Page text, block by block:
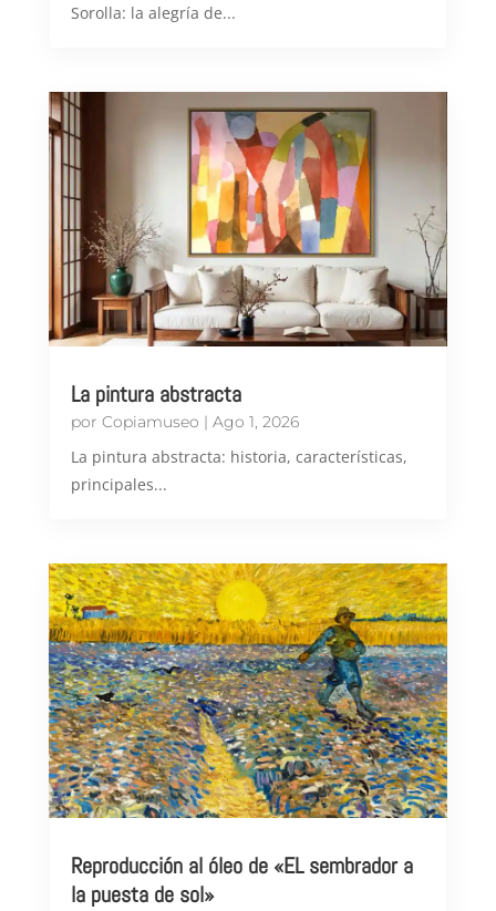
Sorolla: la alegría de...
La pintura abstracta
por Copiamuseo | Ago 1, 2026
​La pintura abstracta: historia, características,
principales...
Reproducción al óleo de «EL sembrador a
la puesta de sol»